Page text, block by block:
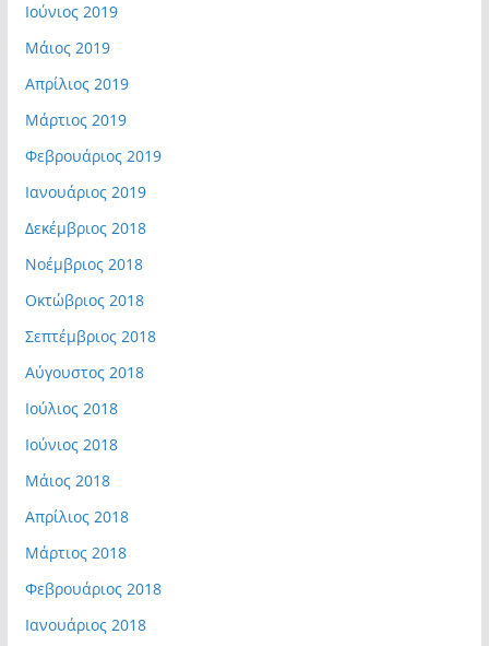
Ιούνιος 2019
Μάιος 2019
Απρίλιος 2019
Μάρτιος 2019
Φεβρουάριος 2019
Ιανουάριος 2019
Δεκέμβριος 2018
Νοέμβριος 2018
Οκτώβριος 2018
Σεπτέμβριος 2018
Αύγουστος 2018
Ιούλιος 2018
Ιούνιος 2018
Μάιος 2018
Απρίλιος 2018
Μάρτιος 2018
Φεβρουάριος 2018
Ιανουάριος 2018